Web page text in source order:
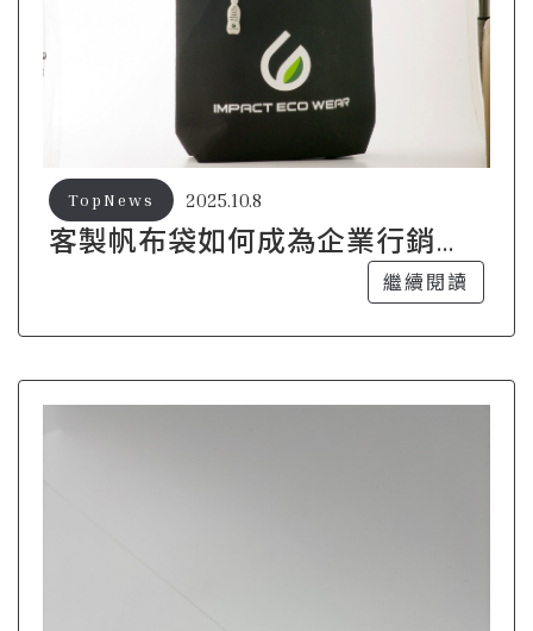
客製帆布袋如何成為企業行銷的
2025.10.8
TopNews
繼續閱讀